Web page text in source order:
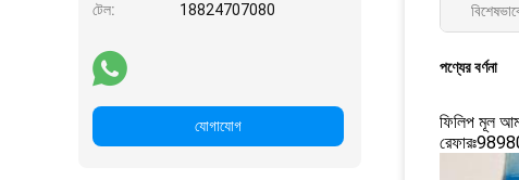
টেল: 18824707080
যোগাযোগ
পণ্যের বর্ণনা
ফিলিপ মূল